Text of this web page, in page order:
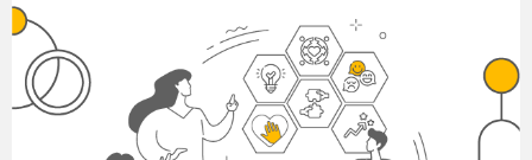
говорити про перебування такого учня у школі, ніж
про його навчання. І найстрашніше те, що його
батьки, бачачи як ледащіє їхня дитина, не звертають
увагу. У небажанні навчатися таїться велика
небезпека.
По-перше, всім выдома аксіома, що